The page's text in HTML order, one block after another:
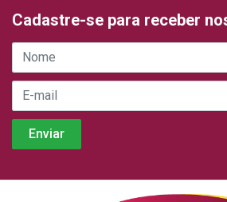
Cadastre-se para receber